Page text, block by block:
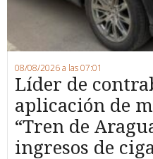
08/08/2026 a las 07:01
Líder de
aplicación de
“Tren de
ingresos de